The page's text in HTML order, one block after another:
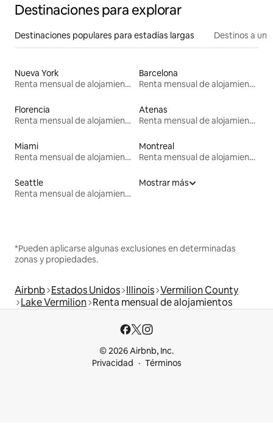
Destinaciones para explorar
Destinaciones populares para estadías largas Destinos a un
Nueva York
Renta mensual de alojamientos
Barcelona
Renta mensual de alojamientos
Florencia
Renta mensual de alojamientos
Atenas
Renta mensual de alojamientos
Miami
Renta mensual de alojamientos
Montreal
Renta mensual de alojamientos
Seattle
Renta mensual de alojamientos
Mostrar más
*Pueden aplicarse algunas exclusiones en determinadas
zonas y propiedades.
Airbnb Estados Unidos Illinois Vermilion County
Lake Vermilion Renta mensual de alojamientos
© 2026 Airbnb, Inc.
Privacidad
Términos